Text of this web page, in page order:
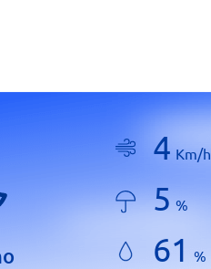
4 Km/h
5 %
61 %